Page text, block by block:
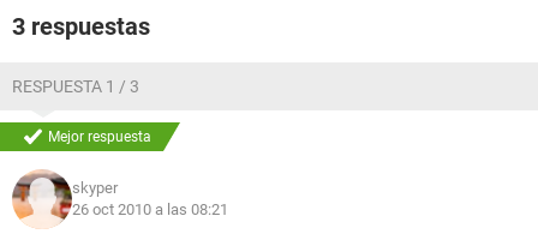
3 respuestas
RESPUESTA 1 / 3
Mejor respuesta
skyper
26 oct 2010 a las 08:21